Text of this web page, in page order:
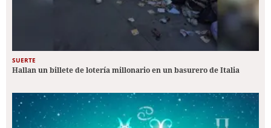
SUERTE
Hallan un billete de lotería millonario en un basurero de Italia